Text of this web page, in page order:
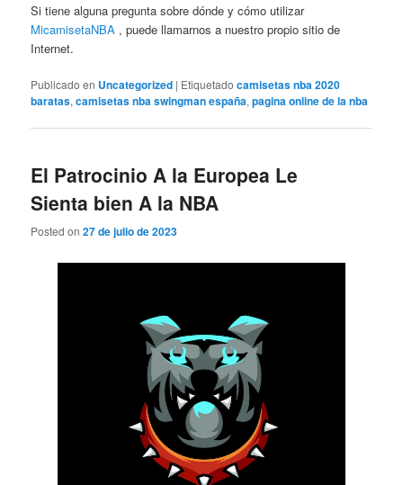
Si tiene alguna pregunta sobre dónde y cómo utilizar
MicamisetaNBA , puede llamarnos a nuestro propio sitio de
Internet.
Publicado en Uncategorized | Etiquetado camisetas nba 2020
baratas,camisetas nba swingman españa,pagina online de la nba
El Patrocinio A la Europea Le
Sienta bien A la NBA
Posted on27 de julio de 2023